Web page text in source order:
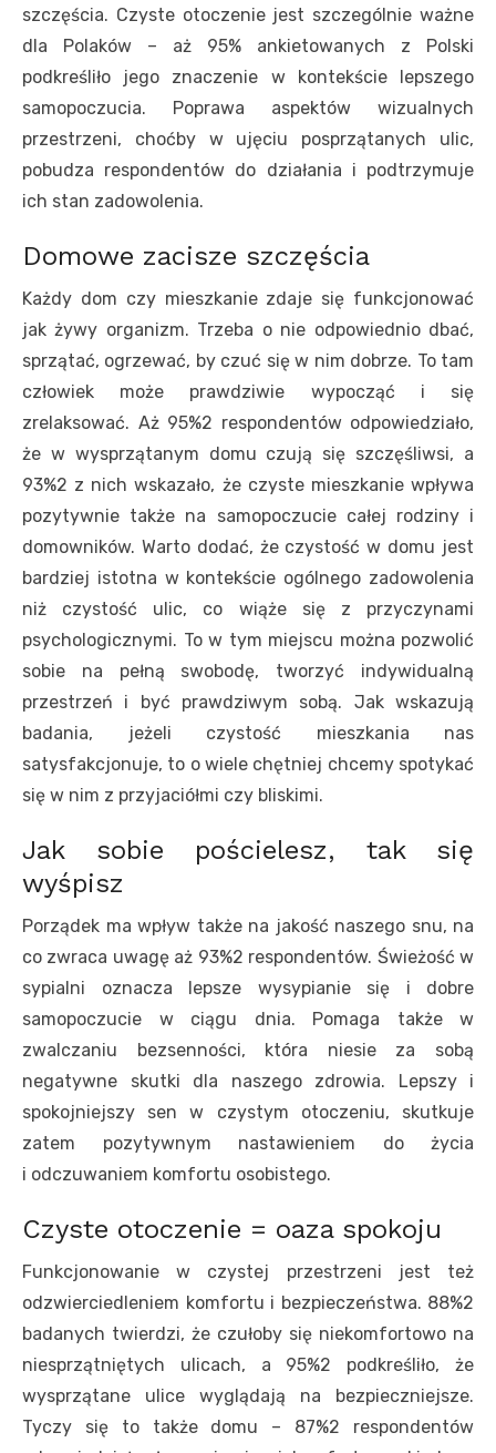
szczęścia. Czyste otoczenie jest szczególnie ważne
dla Polaków – aż 95% ankietowanych z Polski
podkreśliło jego znaczenie w kontekście lepszego
samopoczucia. Poprawa aspektów wizualnych
przestrzeni, choćby w ujęciu posprzątanych ulic,
pobudza respondentów do działania i podtrzymuje
ich stan zadowolenia.
Domowe zacisze szczęścia
Każdy dom czy mieszkanie zdaje się funkcjonować
jak żywy organizm. Trzeba o nie odpowiednio dbać,
sprzątać, ogrzewać, by czuć się w nim dobrze. To tam
człowiek może prawdziwie wypocząć i się
zrelaksować. Aż 95%2 respondentów odpowiedziało,
że w wysprzątanym domu czują się szczęśliwsi, a
93%2 z nich wskazało, że czyste mieszkanie wpływa
pozytywnie także na samopoczucie całej rodziny i
domowników. Warto dodać, że czystość w domu jest
bardziej istotna w kontekście ogólnego zadowolenia
niż czystość ulic, co wiąże się z przyczynami
psychologicznymi. To w tym miejscu można pozwolić
sobie na pełną swobodę, tworzyć indywidualną
przestrzeń i być prawdziwym sobą. Jak wskazują
badania, jeżeli czystość mieszkania nas
satysfakcjonuje, to o wiele chętniej chcemy spotykać
się w nim z przyjaciółmi czy bliskimi.
Jak sobie pościelesz, tak się
wyśpisz
Porządek ma wpływ także na jakość naszego snu, na
co zwraca uwagę aż 93%2 respondentów. Świeżość w
sypialni oznacza lepsze wysypianie się i dobre
samopoczucie w ciągu dnia. Pomaga także w
zwalczaniu bezsenności, która niesie za sobą
negatywne skutki dla naszego zdrowia. Lepszy i
spokojniejszy sen w czystym otoczeniu, skutkuje
zatem pozytywnym nastawieniem do życia
i odczuwaniem komfortu osobistego.
Czyste otoczenie = oaza spokoju
Funkcjonowanie w czystej przestrzeni jest też
odzwierciedleniem komfortu i bezpieczeństwa. 88%2
badanych twierdzi, że czułoby się niekomfortowo na
niesprzątniętych ulicach, a 95%2 podkreśliło, że
wysprzątane ulice wyglądają na bezpieczniejsze.
Tyczy się to także domu – 87%2 respondentów